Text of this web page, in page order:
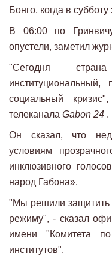
Бонго, когда в
В 06:00 по
опустели, заметил
"Сегодня
институциональный,
социальный
телеканала Gabon 24 .
Он сказал, что
условиям
инклюзивного
народ Габона».
"Мы решили
режиму", - сказал
имени "Комитета
институтов".